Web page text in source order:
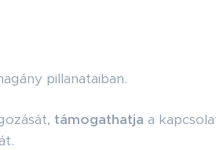
pillanataiban.
támogathatja a